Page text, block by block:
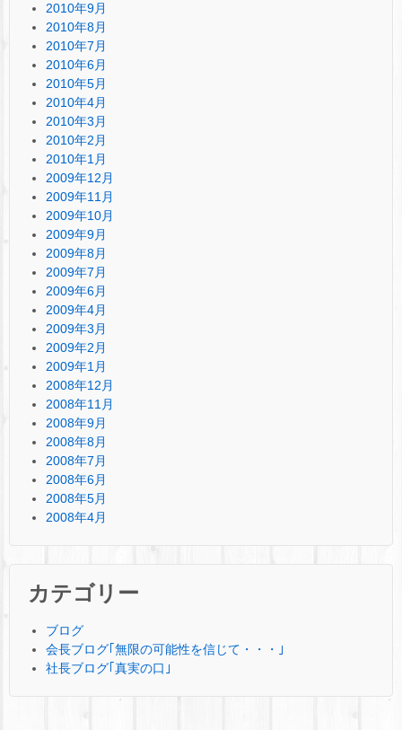
2010年9月
2010年8月
2010年7月
2010年6月
2010年5月
2010年4月
2010年3月
2010年2月
2010年1月
2009年12月
2009年11月
2009年10月
2009年9月
2009年8月
2009年7月
2009年6月
2009年4月
2009年3月
2009年2月
2009年1月
2008年12月
2008年11月
2008年9月
2008年8月
2008年7月
2008年6月
2008年5月
2008年4月
カテゴリー
ブログ
会長ブログ｢無限の可能性を信じて・・・｣
社長ブログ｢真実の口｣